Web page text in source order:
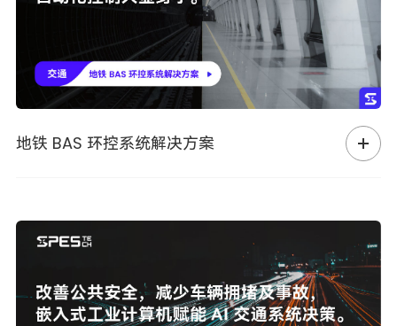
地铁 BAS 环控系统解决方案